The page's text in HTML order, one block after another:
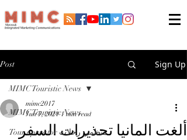
Post Sign Up
MIMC Touristic News
Tour operator منظمي رحلات
MIMC Touristic News
ألغت المانيا تحذيرات السفر
mimc2017
Jun 7, 2021 1 min read